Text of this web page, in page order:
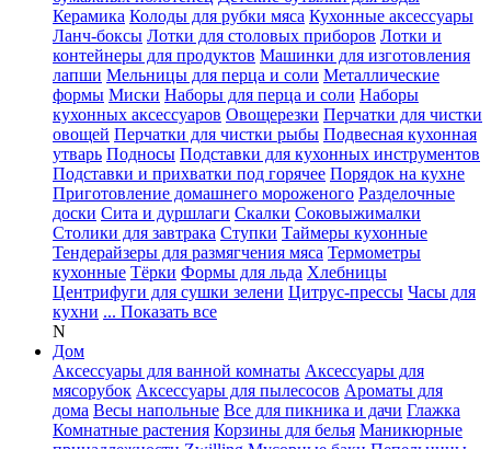
Керамика Колоды для рубки мяса Кухонные аксессуары
Ланч-боксы Лотки для столовых приборов Лотки и
контейнеры для продуктов Машинки для изготовления
лапши Мельницы для перца и соли Металлические
формы Миски Наборы для перца и соли Наборы
кухонных аксессуаров Овощерезки Перчатки для чистки
овощей Перчатки для чистки рыбы Подвесная кухонная
утварь Подносы Подставки для кухонных инструментов
Подставки и прихватки под горячее Порядок на кухне
Приготовление домашнего мороженого Разделочные
доски Сита и дуршлаги Скалки Соковыжималки
Столики для завтрака Ступки Таймеры кухонные
Тендерайзеры для размягчения мяса Термометры
кухонные Тёрки Формы для льда Хлебницы
Центрифуги для сушки зелени Цитрус-прессы Часы для
кухни ... Показать все
N
Дом
Аксессуары для ванной комнаты Аксессуары для
мясорубок Аксессуары для пылесосов Ароматы для
дома Весы напольные Все для пикника и дачи Глажка
Комнатные растения Корзины для белья Маникюрные